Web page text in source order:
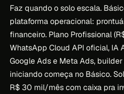
Faz quando o solo escala.
plataforma operacional:
financeiro. Plano Profissional
WhatsApp Cloud API oficial, IA
Google Ads e Meta Ads,
iniciando começa no Básico.
R$ 30 mil/mês com caixa pra